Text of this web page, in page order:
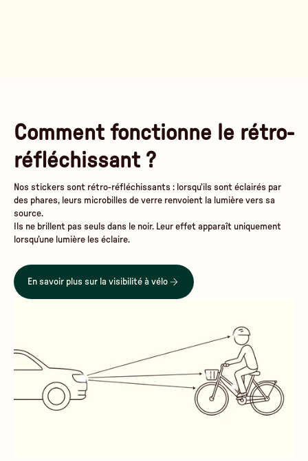
Comment fonctionne le rétro-
réfléchissant ?
Nos stickers sont rétro-réfléchissants : lorsqu’ils sont éclairés par
des phares, leurs microbilles de verre renvoient la lumière vers sa
source.
Ils ne brillent pas seuls dans le noir. Leur effet apparaît uniquement
lorsqu’une lumière les éclaire.
En savoir plus sur la visibilité à vélo